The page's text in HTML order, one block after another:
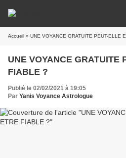
Accueil » UNE VOYANCE GRATUITE PEUT-ELLE
UNE VOYANCE GRATUITE
FIABLE ?
Publié le 02/02/2021 à 19:05
Par Yanis Voyance Astrologue